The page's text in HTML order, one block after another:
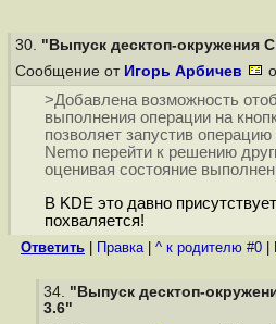
30. "Выпуск десктоп-окружения
Сообщение от Игорь Арбичев
>Добавлена возможность
выполнения операции на
позволяет запустив
Nemo перейти к решению
оценивая состояние
В KDE это давно
похваляется!
Ответить Правка| ^ к родителю #0
34. "Выпуск десктоп-
3.6"